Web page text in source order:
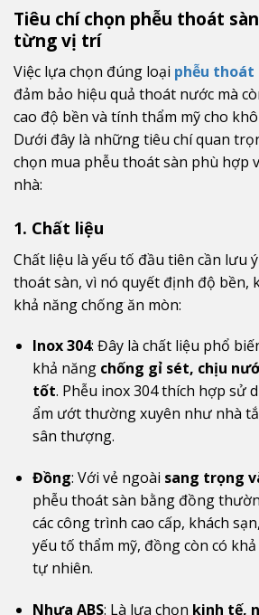
Tiêu chí chọn phễu thoát
từng vị trí
Việc lựa chọn đúng loại phễu thoát
đảm bảo hiệu quả thoát nước mà
cao độ bền và tính thẩm mỹ cho
Dưới đây là những tiêu chí quan
chọn mua phễu thoát sàn phù hợp
nhà:
1. Chất liệu
Chất liệu là yếu tố đầu tiên cần lưu
thoát sàn, vì nó quyết định độ bền,
khả năng chống ăn mòn:
Inox 304: Đây là chất liệu phổ
khả năng chống gỉ sét, chịu
tốt. Phễu inox 304 thích hợp sử
ẩm ướt thường xuyên như nhà
sân thượng.
Đồng: Với vẻ ngoài sang trọng
phễu thoát sàn bằng đồng
các công trình cao cấp, khách
yếu tố thẩm mỹ, đồng còn có
tự nhiên.
Nhựa ABS: Là lựa chọn kinh tế,